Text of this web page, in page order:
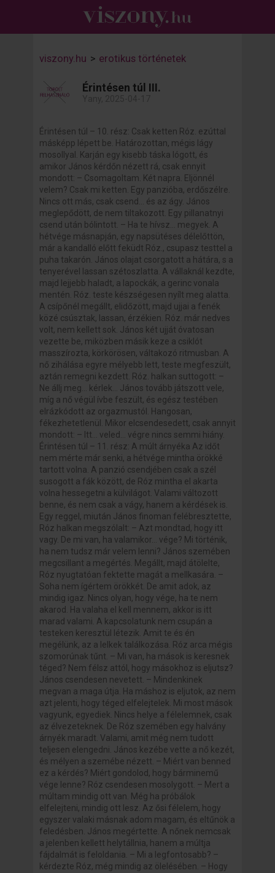
viszony.hu > erotikus történetek
Érintésen túl III.
Érintésen túl – 10. rész: Csak ketten Róz. ezúttal
másképp lépett be. Határozottan, mégis lágy
mosollyal. Karján egy kisebb táska lógott, és
amikor János kérdőn nézett rá, csak ennyit
mondott: – Csomagoltam. Két napra. Eljönnél
velem? Csak mi ketten. Egy panzióba, erdőszélre.
Nincs ott más, csak csend… és az ágy. János
meglepődött, de nem tiltakozott. Egy pillanatnyi
csend után bólintott. – Ha te hívsz… megyek. A
hétvége másnapján, egy napsütéses délelőttön,
már a kandalló előtt feküdt Róz., csupasz testtel a
puha takarón. János olajat csorgatott a hátára, s a
tenyerével lassan szétoszlatta. A vállaknál kezdte,
majd lejjebb haladt, a lapockák, a gerinc vonala
mentén. Róz. teste készségesen nyílt meg alatta.
A csípőnél megállt, elidőzött, majd ujjai a fenék
közé csúsztak, lassan, érzékien. Róz. már nedves
volt, nem kellett sok. János két ujját óvatosan
vezette be, miközben másik keze a csiklót
masszírozta, körkörösen, váltakozó ritmusban. A
nő zihálása egyre mélyebb lett, teste megfeszült,
aztán remegni kezdett. Róz. halkan suttogott: –
Ne állj meg… kérlek… János tovább játszott vele,
míg a nő végül ívbe feszült, és egész testében
elrázkódott az orgazmustól. Hangosan,
fékezhetetlenül. Mikor elcsendesedett, csak annyit
mondott: – Itt… veled… végre nincs semmi hiány.
Érintésen túl – 11. rész: A múlt árnyéka Az időt
nem mérte már senki, a hétvége mintha örökké
tartott volna. A panzió csendjében csak a szél
susogott a fák között, de Róz mintha el akarta
volna hessegetni a külvilágot. Valami változott
benne, és nem csak a vágy, hanem a kérdések is.
Egy reggel, miután János finoman felébresztette,
Róz halkan megszólalt: – Azt mondtad, hogy itt
vagy. De mi van, ha valamikor… vége? Mi történik,
ha nem tudsz már velem lenni? János szemében
megcsillant a megértés. Megállt, majd átölelte,
Róz nyugtatóan fektette magát a mellkasára. –
Soha nem ígértem örökkét. De amit adok, az
mindig igaz. Nincs olyan, hogy vége, ha te nem
akarod. Ha valaha el kell mennem, akkor is itt
marad valami. A kapcsolatunk nem csupán a
testeken keresztül létezik. Amit te és én
megélünk, az a lelkek találkozása. Róz arca mégis
szomorúnak tűnt. – Mi van, ha mások is keresnek
téged? Nem félsz attól, hogy másokhoz is eljutsz?
János csendesen nevetett. – Mindenkinek
megvan a maga útja. Ha máshoz is eljutok, az nem
azt jelenti, hogy téged elfelejtelek. Mi most mások
vagyunk, egyediek. Nincs helye a félelemnek, csak
az élvezeteknek. De Róz szemében egy halvány
árnyék maradt. Valami, amit még nem tudott
teljesen elengedni. János kezébe vette a nő kezét,
és mélyen a szemébe nézett. – Miért van benned
ez a kérdés? Miért gondolod, hogy bárminemű
vége lenne? Róz csendesen mosolygott. – Mert a
múltam mindig ott van. Még ha próbálok
elfelejteni, mindig ott lesz. Az ősi félelem, hogy
egyszer valaki másnak adom magam, és eltűnök a
feledésben. János megértette. A nőnek nemcsak
a jelenben kellett helytállnia, hanem a múltja
fájdalmát is feloldania. – Mi a legfontosabb? –
kérdezte Róz, még mindig az ölelésében. – Hogy